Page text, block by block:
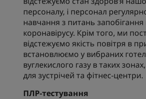
персоналу, і персонал
навчання з питань
коронавірусу. Крім того, ми
відстежуємо якість повітря в
встановлюємо у вибраних
вуглекислого газу в таких
для зустрічей та фітнес-центри.
ПЛР-тестування